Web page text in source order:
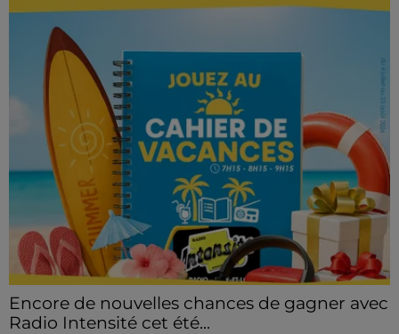
Encore de nouvelles chances de gagner avec
Radio Intensité cet été...